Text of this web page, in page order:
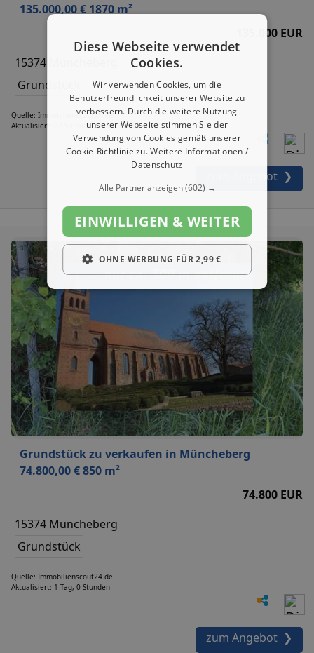
135.000,00 € 1870 m²
135.000 EUR
15374 Müncheberg
Grundstück
Quelle: Immobilienscout24.de
Aktualisiert: 22 Stunden, 26 Minuten
zum Angebot ❯
Grundstück zu verkaufen in Müncheberg
74.800,00 € 850 m²
74.800 EUR
15374 Müncheberg
Grundstück
Quelle: Immobilienscout24.de
Aktualisiert: 1 Tag, 0 Stunden
zum Angebot ❯
Diese Webseite verwendet
Cookies.
Wir verwenden Cookies, um die
Benutzerfreundlichkeit unserer Website zu
verbessern. Durch die weitere Nutzung
unserer Webseite stimmen Sie der
Verwendung von Cookies gemäß unserer
Cookie-Richtlinie zu.Weitere Informationen /
Datenschutz
Alle Partner anzeigen(602) →
EINWILLIGEN & WEITER
OHNE WERBUNG FÜR 2,99 €